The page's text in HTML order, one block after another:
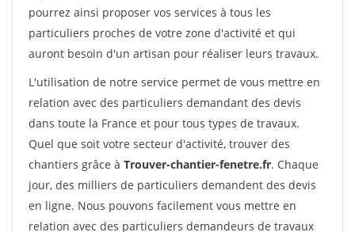
pourrez ainsi proposer vos services à tous les
particuliers proches de votre zone d'activité et qui
auront besoin d'un artisan pour réaliser leurs travaux.
L'utilisation de notre service permet de vous mettre en
relation avec des particuliers demandant des devis
dans toute la France et pour tous types de travaux.
Quel que soit votre secteur d'activité, trouver des
chantiers grâce à Trouver-chantier-fenetre.fr. Chaque
jour, des milliers de particuliers demandent des devis
en ligne. Nous pouvons facilement vous mettre en
relation avec des particuliers demandeurs de travaux